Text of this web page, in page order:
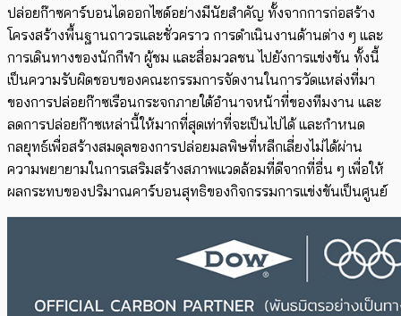
ปล่อยก๊าซคาร์บอนไดออกไซด์อย่างมีนัยสำคัญ ทั้งจากการก่อสร้าง
โครงสร้างพื้นฐานถาวรและชั่วคราว การดำเนินงานด้านต่าง ๆ และ
การเดินทางของนักกีฬา ผู้ชม และสื่อมวลชน ไปยังการแข่งขัน ทั้งนี้
เป็นความรับผิดชอบของคณะกรรมการจัดงานในการวัดแหล่งที่มา
ของการปล่อยก๊าซเรือนกระจกภายใต้อำนาจหน้าที่ของทีมงาน และ
ลดการปล่อยก๊าซเหล่านี้ให้มากที่สุดเท่าที่จะเป็นไปได้ และกำหนด
กลยุทธ์เพื่อสร้างสมดุลของการปล่อยมลพิษที่หลีกเลี่ยงไม่ได้ผ่าน
ความพยายามในการเสริมสร้างสภาพแวดล้อมที่ดีจากที่อื่น ๆ เพื่อให้
ผลกระทบของปริมาณคาร์บอนสุทธิของกิจกรรมการแข่งขันเป็นศูนย์